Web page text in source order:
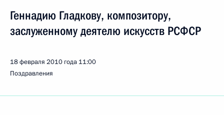
Геннадию Гладкову, композитору,
заслуженному деятелю искусств РСФСР
18 февраля 2010 года 11:00
Поздравления